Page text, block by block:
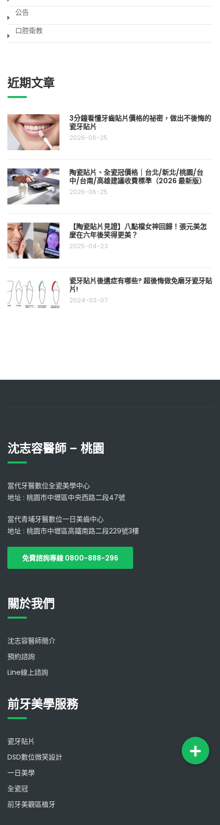
公告
口腔衛教
近期文章
3分鐘看懂牙齒貼片價格的祕密，做出不後悔的
瓷牙貼片
2026-06-25
陶瓷貼片、全瓷冠價格｜台北/新北/桃園/台
中/台南/高雄建議收費標準（2026 最新版）
2026-06-25
【陶瓷貼片見證】八點檔女神回歸！張元美怎
麼在六年後笑得更美？
2025-04-23
瓷牙貼片後遺症有哪些? 超後悔做免磨牙瓷牙貼
片!
2024-03-07
沈志容醫師 – 桃園
當代牙醫數位全瓷美學中心
地址 : 桃園市中壢區中央西路二段47號
當代青埔牙醫數位一日美齒中心
地址 : 桃園市中壢區高鐵南路二段229號3樓
免費諮詢專線 0800-888-296
關於我們
沈志容醫師簡介
預約諮詢
Line線上諮詢
前牙美學服務
瓷牙貼片
DSD數位微笑設計
一日美學
全瓷冠
前牙美觀區植牙